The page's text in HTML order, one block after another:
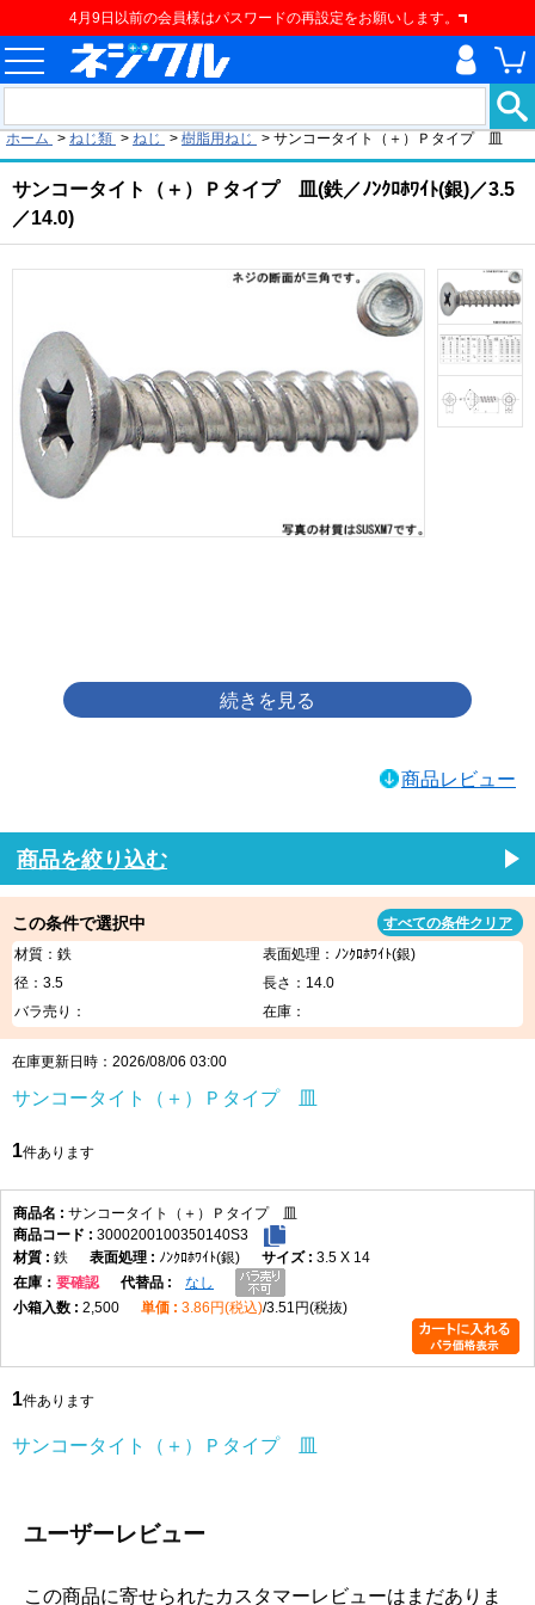
4月9日以前の会員様はパスワードの再設定をお願いします。
ホーム > ねじ類 > ねじ > 樹脂用ねじ > サンコータイト（＋）Ｐタイプ 皿
サンコータイト（＋）Ｐタイプ 皿(鉄／ﾉﾝｸﾛﾎﾜｲﾄ(銀)／3.5
／14.0)
商品レビュー
商品を絞り込む
この条件で選択中
すべての条件クリア
材質：鉄
表面処理：ﾉﾝｸﾛﾎﾜｲﾄ(銀)
径：3.5
長さ：14.0
バラ売り：
在庫：
在庫更新日時：2026/08/06 03:00
サンコータイト（＋）Ｐタイプ 皿
1件あります
サンコータイト（＋）Ｐタイプ 皿
3000200100350140S3
鉄
ﾉﾝｸﾛﾎﾜｲﾄ(銀)
3.5 X 14
在庫
要確認
なし
2,500
3.86円(税込) 3.51円(税抜)
1件あります
サンコータイト（＋）Ｐタイプ 皿
ユーザーレビュー
この商品に寄せられたカスタマーレビューはまだありま